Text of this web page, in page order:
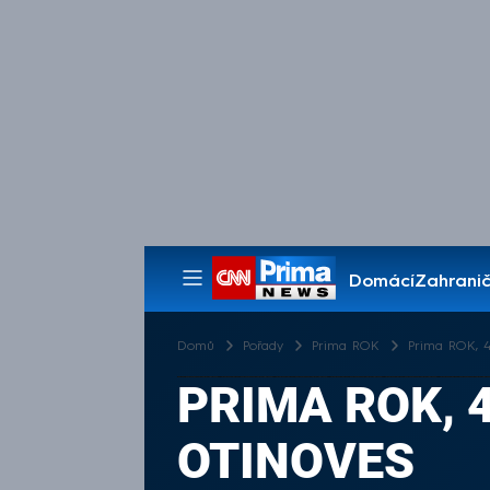
Domácí
Pořady
Domů Pořady Prima ROK Prima ROK,
PRIMA ROK,
OTINOVES